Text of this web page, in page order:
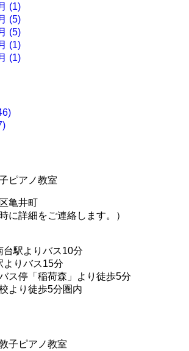
(1)
(5)
(5)
(1)
(1)
ピアノ教室
亀井町
に詳細をご連絡します。）
駅よりバス10分
よりバス15分
ス停「稲荷森」より徒歩5分
より徒歩5分圏内
ピアノ教室